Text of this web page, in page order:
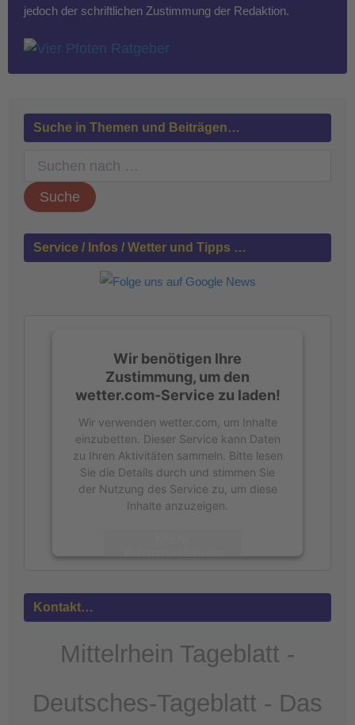
jedoch der schriftlichen Zustimmung der Redaktion.
Suche in Themen und Beiträgen…
c
h
n
Service / Infos / Wetter und Tipps …
Wir benötigen Ihre
Zustimmung, um den
wetter.com-Service zu laden!
Wir verwenden wetter.com, um Inhalte
einzubetten. Dieser Service kann Daten
zu Ihren Aktivitäten sammeln. Bitte lesen
Sie die Details durch und stimmen Sie
der Nutzung des Service zu, um diese
Inhalte anzuzeigen.
Informationen
powered by
Kontakt…
Mittelrhein Tageblatt -
Deutsches-Tageblatt - Das